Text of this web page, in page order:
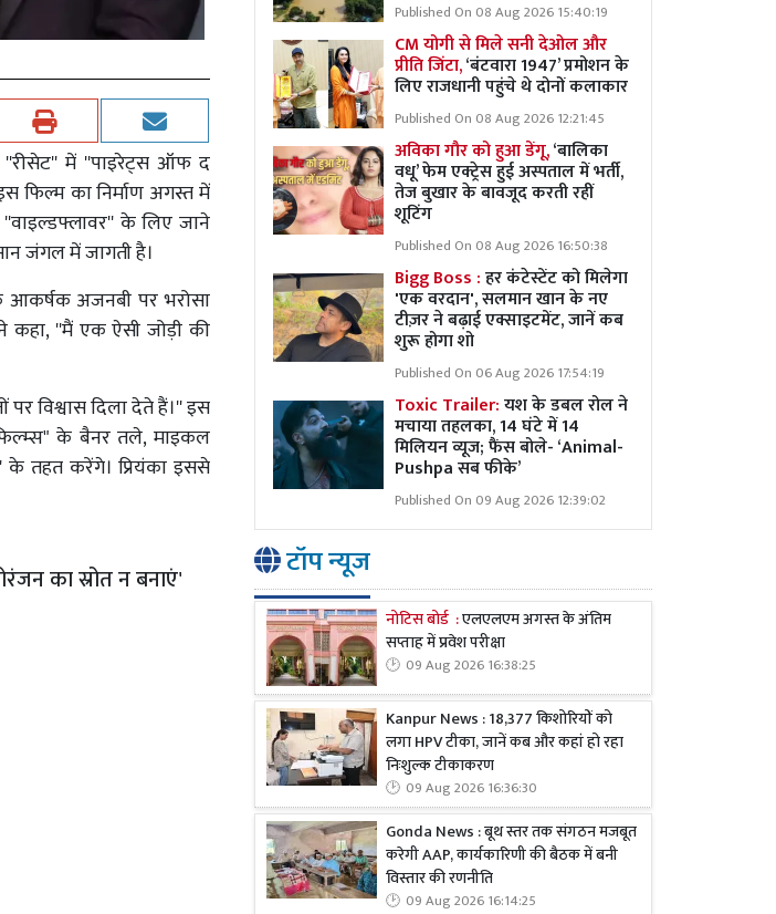
''रीसेट'' में ''पाइरेट्स ऑफ द
फिल्म का निर्माण अगस्त में
के लिए जाने
जंगल में जागती है।
आकर्षक अजनबी पर भरोसा
कहा, ''मैं एक ऐसी जोड़ी की
विश्वास दिला देते हैं।'' इस
फिल्म्स" के बैनर तले, माइकल
तहत करेंगे। प्रियंका इससे
का स्रोत न बनाएं'
Published On 08 Aug 2026 15:40:19
CM योगी से मिले सनी देओल और
प्रीति जिंटा,‘बंटवारा 1947’ प्रमोशन के
लिए राजधानी पहुंचे थे दोनों कलाकार
Published On 08 Aug 2026 12:21:45
अविका गौर को हुआ डेंगू,‘बालिका
वधू’ फेम एक्ट्रेस हुई अस्पताल में भर्ती,
तेज बुखार के बावजूद करती रहीं
शूटिंग
Published On 08 Aug 2026 16:50:38
Bigg Boss :हर कंटेस्टेंट को मिलेगा
'एक वरदान', सलमान खान के नए
टीज़र ने बढ़ाई एक्साइटमेंट, जानें कब
शुरू होगा शो
Published On 06 Aug 2026 17:54:19
Toxic Trailer:यश के डबल रोल ने
मचाया तहलका, 14 घंटे में 14
मिलियन व्यूज; फैंस बोले- ‘Animal-
Pushpa सब फीके’
Published On 09 Aug 2026 12:39:02
टॉप न्यूज
नोटिस बोर्ड :एलएलएम अगस्त के अंतिम
सप्ताह में प्रवेश परीक्षा
09 Aug 2026 16:38:25
Kanpur News : 18,377 किशोरियों को
लगा HPV टीका, जानें कब और कहां हो रहा
निःशुल्क टीकाकरण
09 Aug 2026 16:36:30
Gonda News : बूथ स्तर तक संगठन मजबूत
करेगी AAP, कार्यकारिणी की बैठक में बनी
विस्तार की रणनीति
09 Aug 2026 16:14:25